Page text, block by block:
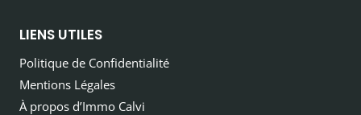
LIENS UTILES
Politique de Confidentialité
Mentions Légales
À propos d’Immo Calvi